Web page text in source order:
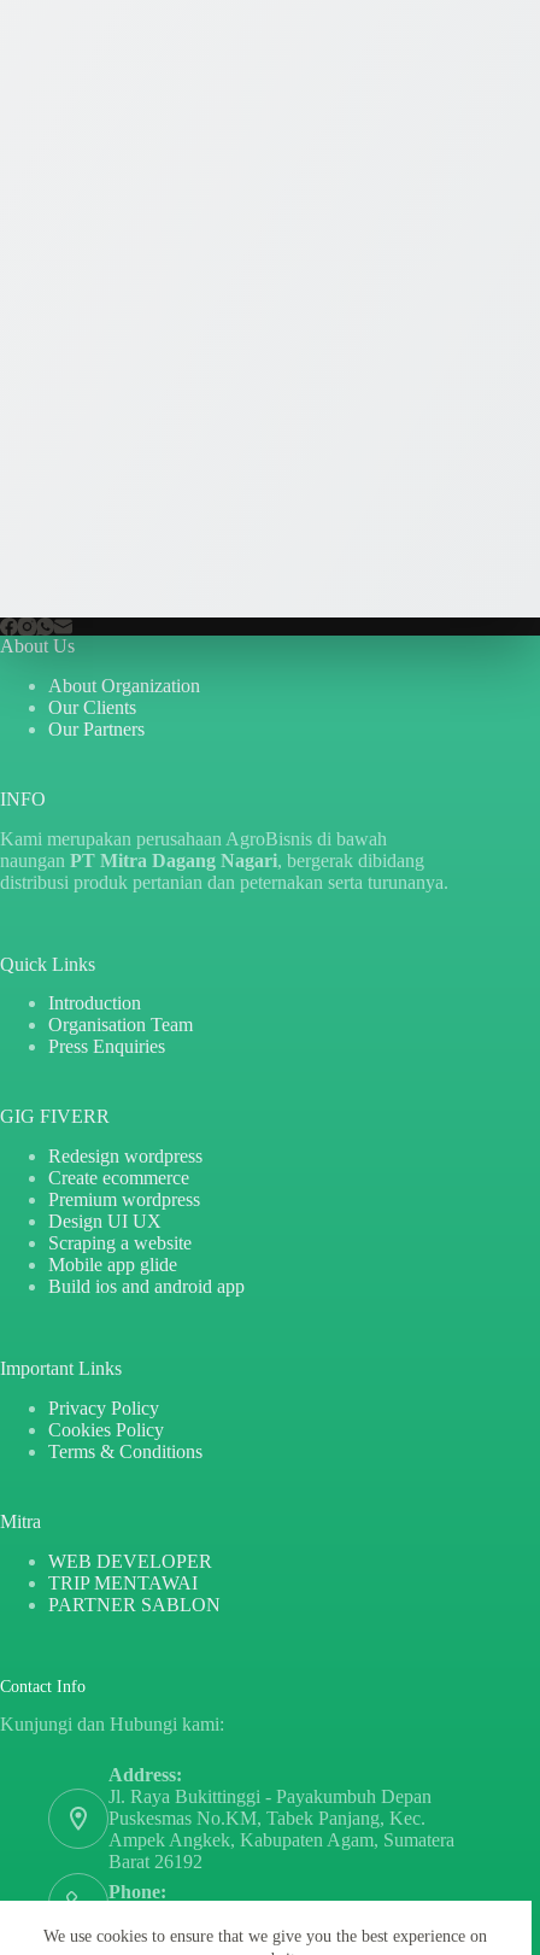
We use cookies to ensure that we give you the best experience on
About Us
About Organization
Our Clients
Our Partners
INFO
Kami merupakan perusahaan AgroBisnis di bawah
naungan PT Mitra Dagang Nagari, bergerak dibidang
distribusi produk pertanian dan peternakan serta turunanya.
Quick Links
Introduction
Organisation Team
Press Enquiries
GIG FIVERR
Redesign wordpress
Create ecommerce
Premium wordpress
Design UI UX
Scraping a website
Mobile app glide
Build ios and android app
Important Links
Privacy Policy
Cookies Policy
Terms & Conditions
Mitra
WEB DEVELOPER
TRIP MENTAWAI
PARTNER SABLON
Contact Info
Kunjungi dan Hubungi kami:
Address:
Jl. Raya Bukittinggi - Payakumbuh Depan
Puskesmas No.KM, Tabek Panjang, Kec.
Ampek Angkek, Kabupaten Agam, Sumatera
Barat 26192
Phone: